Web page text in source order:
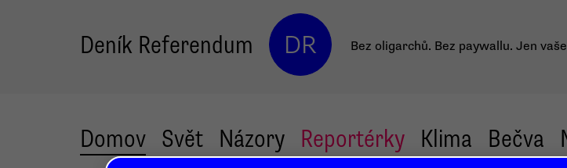
Deník Referendum DR Bez oligarchů. Bez paywallu. Jen
Domov Svět Názory Reportérky Klima Bečva